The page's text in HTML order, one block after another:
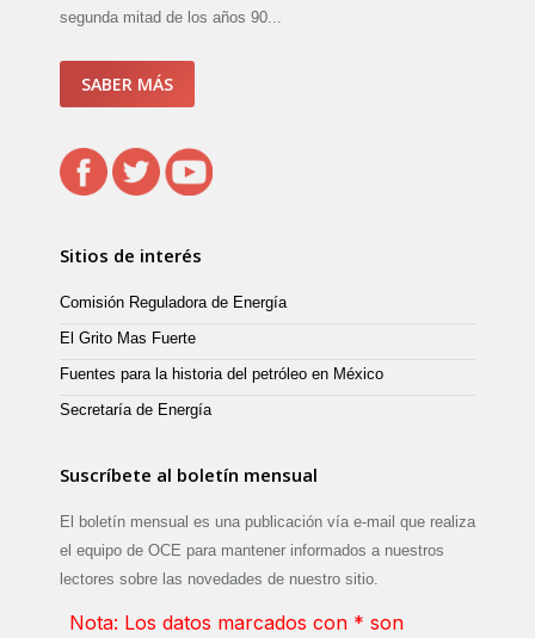
segunda mitad de los años 90...
SABER MÁS
Sitios de interés
Comisión Reguladora de Energía
El Grito Mas Fuerte
Fuentes para la historia del petróleo en México
Secretaría de Energía
Suscríbete al boletín mensual
El boletín mensual es una publicación vía e-mail que realiza
el equipo de OCE para mantener informados a nuestros
lectores sobre las novedades de nuestro sitio.